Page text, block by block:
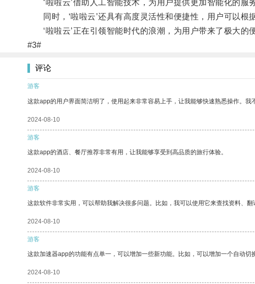
‘啦啦云’借助人工智能技术，为用户提供更加智能化的服
同时，‘啦啦云’还具有高度灵活性和便捷性，用户可以根
‘啦啦云’正在引领智能时代的浪潮，为用户带来了极大的便
#3#
评论
游客
这款app的用户界面简洁明了，使用起来非常容易上手，让我能够快速熟悉操作。我
2024-08-10
游客
这款app的酒店、餐厅推荐非常有用，让我能够享受到高品质的旅行体验。
2024-08-10
游客
这款软件非常实用，可以帮助我解决很多问题。比如，我可以使用它来查找资料、翻
2024-08-10
游客
这款加速器app的功能有点单一，可以增加一些新功能。比如，可以增加一个自动
2024-08-10